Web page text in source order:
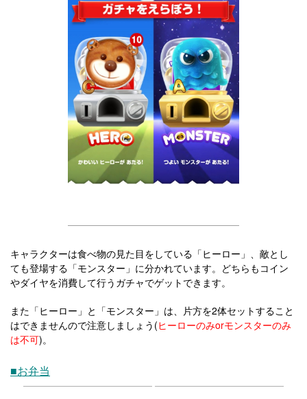
キャラクターは食べ物の見た目をしている「ヒーロー」、敵とし
ても登場する「モンスター」に分かれています。どちらもコイン
やダイヤを消費して行うガチャでゲットできます。
また「ヒーロー」と「モンスター」は、片方を2体セットすること
はできませんので注意しましょう(ヒーローのみorモンスターのみ
は不可)。
■お弁当